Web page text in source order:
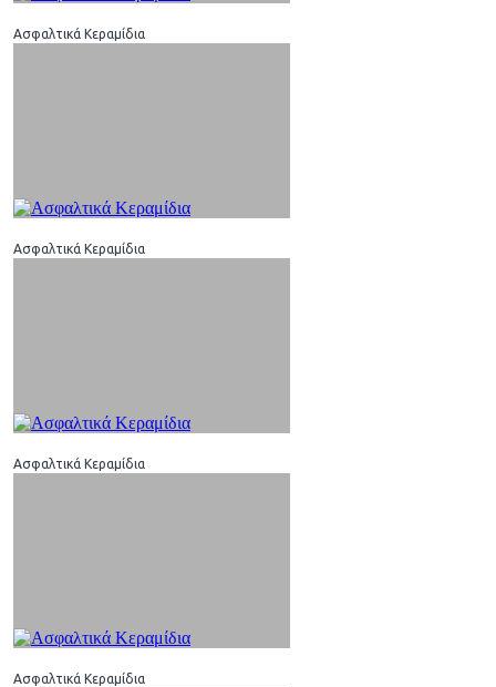
Ασφαλτικά Κεραμίδια
Ασφαλτικά Κεραμίδια
Ασφαλτικά Κεραμίδια
Ασφαλτικά Κεραμίδια